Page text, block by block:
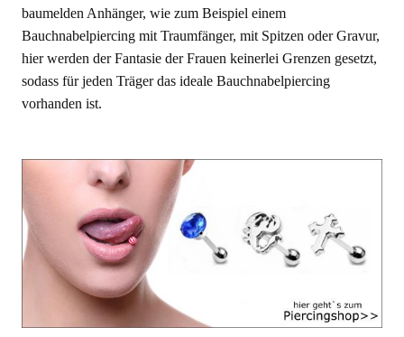
baumelden Anhänger, wie zum Beispiel einem
Bauchnabelpiercing mit Traumfänger, mit Spitzen oder Gravur,
hier werden der Fantasie der Frauen keinerlei Grenzen gesetzt,
sodass für jeden Träger das ideale Bauchnabelpiercing
vorhanden ist.